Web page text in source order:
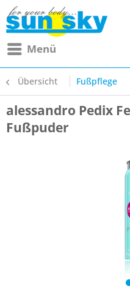
Menü
Übersicht Fußpflege
alessandro Pedix
Fußpuder